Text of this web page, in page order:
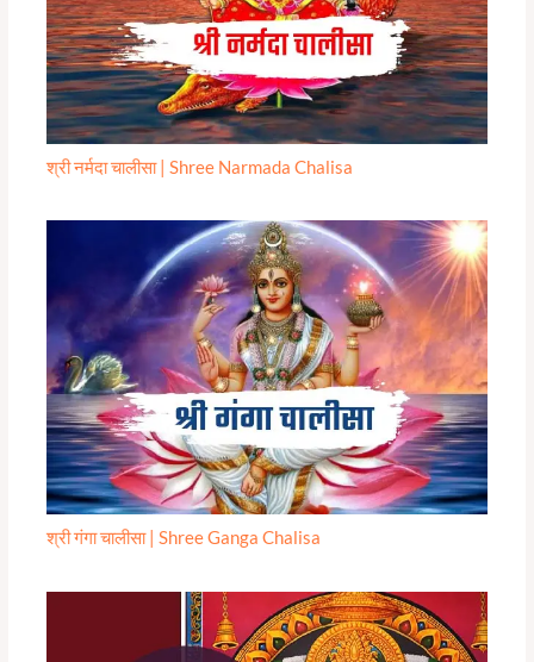
श्री नर्मदा चालीसा | Shree Narmada Chalisa
श्री गंगा चालीसा | Shree Ganga Chalisa